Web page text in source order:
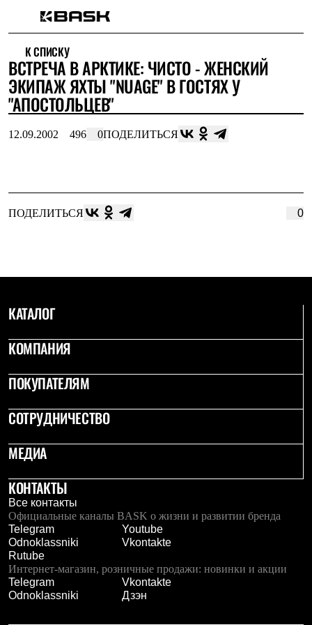
Интернет-магазин
Мужская одежда
Утепленная пухом
Куртки
Брюки
Комбинезоны
Брюки
Куртки
Термобелье
Среднее термобелье
Легкое термобелье
Футболки
Толстовки
Брюки
Женская одежда
Утепленная пухом
Куртки
Брюки
Жилеты
Утепленная синтетикой
Куртки
Брюки
Штормовая одежда
Куртки
Софтшелл одежда
Куртки
Лёгкая одежда
К СПИСКУ
ВСТРЕЧА В АРКТИКЕ: ЧИСТО - ЖЕНСКИЙ
ЭКИПАЖ ЯХТЫ "NUAGE" В ГОСТЯХ У
"АПОСТОЛЬЦЕВ"
12.09.2002 496 0ПОДЕЛИТЬСЯ
ПОДЕЛИТЬСЯ 0
КАТАЛОГ
КОМПАНИЯ
ПОКУПАТЕЛЯМ
СОТРУДНИЧЕСТВО
МЕДИА
КОНТАКТЫ
Все контакты
Официальные каналы BASK о жизни и развитии бренда
Telegram
Youtube
Odnoklassniki
Vkontakte
Rutube
Интернет-магазин, розничные продажи: новинки и акции
Telegram
Vkontakte
Odnoklassniki
Дзэн